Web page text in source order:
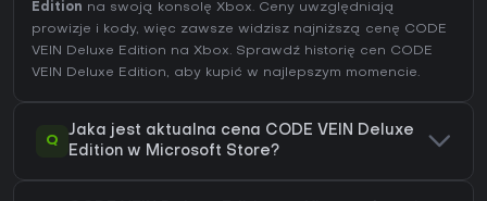
Edition na swoją konsolę Xbox. Ceny uwzględniają
prowizje i kody, więc zawsze widzisz najniższą cenę CODE
VEIN Deluxe Edition na Xbox. Sprawdź historię cen CODE
VEIN Deluxe Edition, aby kupić w najlepszym momencie.
Q
Jaka jest aktualna cena CODE VEIN Deluxe
Edition w Microsoft Store?